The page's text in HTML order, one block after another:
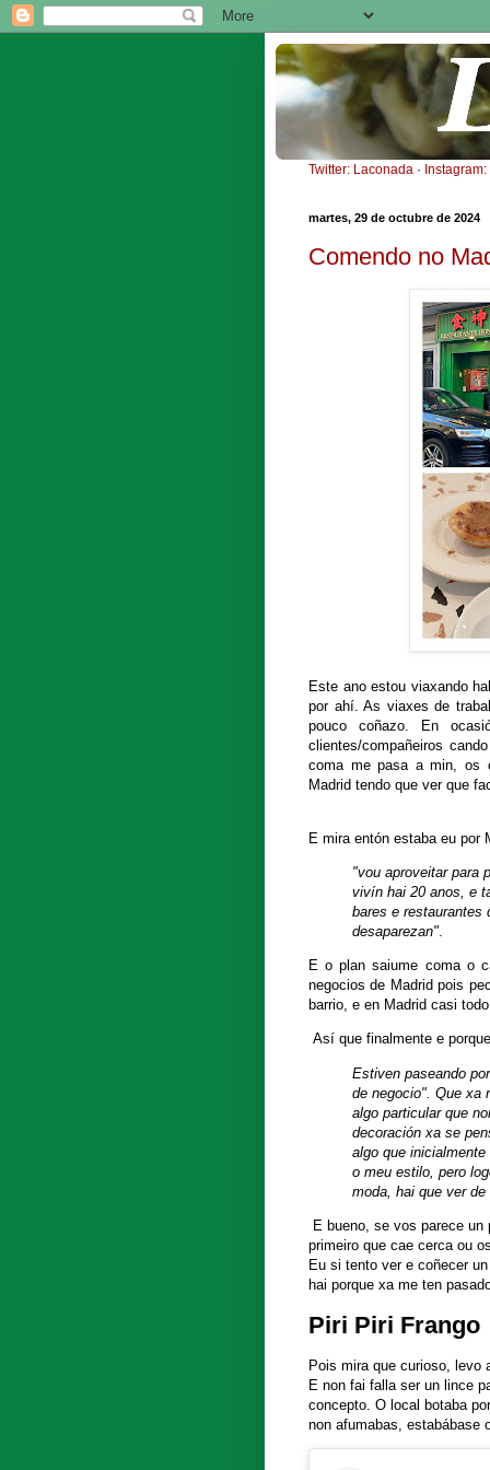
Twitter: Laconada ·
martes, 29 de octubre de 2024
Comendo no
Este ano estou viaxando
por ahí. As viaxes de
pouco coñazo. En
clientes/compañeiros
coma me pasa a min, os
Madrid tendo que ver que
E mira entón estaba eu por
"vou aproveitar para
vivín hai 20 anos, e
bares e restaurantes
desaparezan".
E o plan saiume coma o
negocios de Madrid pois
barrio, e en Madrid casi
Así que finalmente e
Estiven paseando
de negocio". Que xa
algo particular que
decoración xa se
algo que
o meu estilo, pero
moda, hai que ver
E bueno, se vos parece
primeiro que cae cerca ou
Eu si tento ver e coñecer
hai porque xa me ten
Piri Piri Frango
Pois mira que curioso, levo
E non fai falla ser un lince
concepto. O local botaba
non afumabas, estabábase